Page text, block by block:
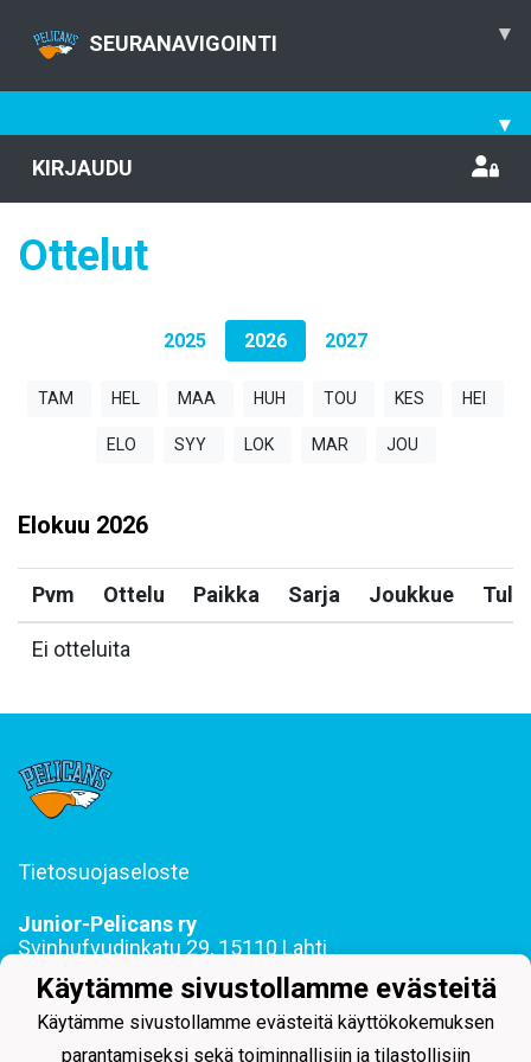
SEURANAVIGOINTI ▾
▾
KIRJAUDU
Ottelut
2025 2026 2027
TAM HEL MAA HUH TOU KES HEI
ELO SYY LOK MAR JOU
Elokuu 2026
Pvm Ottelu Paikka Sarja Joukkue
Ei otteluita
Tietosuojaseloste
Junior-Pelicans ry
Svinhufvudinkatu 29, 15110 Lahti
044 255 1975 toimisto@juniorpelicans.fi
Toimisto avoinna ma-pe klo 9-15
Käytämme sivustollamme evästeitä
Käytämme sivustollamme evästeitä käyttökokemuksen
parantamiseksi sekä toiminnallisiin ja tilastollisiin